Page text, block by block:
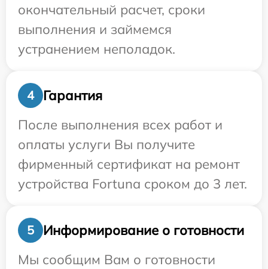
окончательный расчет, сроки
выполнения и займемся
устранением неполадок.
4
Гарантия
После выполнения всех работ и
оплаты услуги Вы получите
фирменный сертификат на ремонт
устройства Fortuna сроком до 3 лет.
5
Информирование о готовности
Мы сообщим Вам о готовности